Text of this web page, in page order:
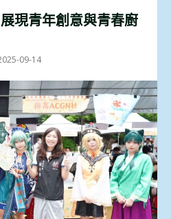
現青年創意與青春廚
09-14